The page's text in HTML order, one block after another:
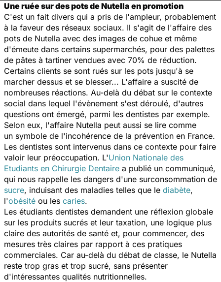
Une ruée sur des pots de Nutella en promotion
C'est un fait divers qui a pris de l'ampleur, probablement
à la faveur des réseaux sociaux. Il s'agit de l'affaire des
pots de Nutella avec des images de cohue et même
d'émeute dans certains supermarchés, pour des palettes
de pâtes à tartiner vendues avec 70% de réduction.
Certains clients se sont rués sur les pots jusqu'à se
marcher dessus et se blesser... L'affaire a suscité de
nombreuses réactions. Au-delà du débat sur le contexte
social dans lequel l'évènement s'est déroulé, d'autres
questions ont émergé, parmi les dentistes par exemple.
Selon eux, l'affaire Nutella peut aussi se lire comme
un symbole de l'incohérence de la prévention en France.
Les dentistes sont intervenus dans ce contexte pour faire
valoir leur préoccupation. L'Union Nationale des
Etudiants en Chirurgie Dentaire a publié un communiqué,
qui nous rappelle les dangers d'une surconsommation de
sucre, induisant des maladies telles que le diabète,
l'obésité ou les caries.
Les étudiants dentistes demandent une réflexion globale
sur les produits sucrés et leur taxation, une logique plus
claire des autorités de santé et, pour commencer, des
mesures très claires par rapport à ces pratiques
commerciales. Car au-delà du débat de classe, le Nutella
reste trop gras et trop sucré, sans présenter
d'intéressantes qualités nutritionnelles.